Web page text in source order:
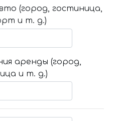
(город, гостиница,
и т. д.)
аренды (город,
и т. д.)